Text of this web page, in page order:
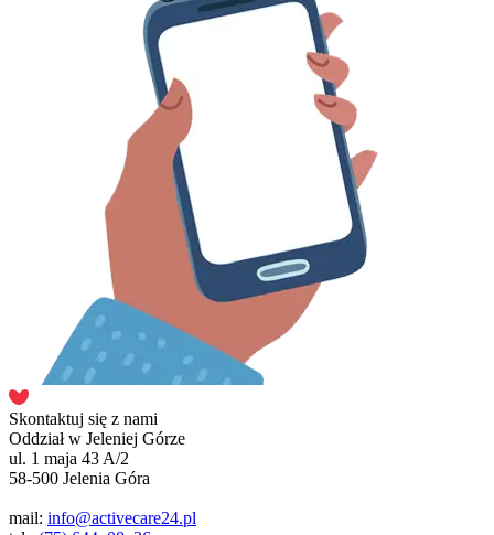
Skontaktuj się z nami
Oddział w Jeleniej Górze
ul. 1 maja 43 A/2
58-500 Jelenia Góra
mail: info@activecare24.pl